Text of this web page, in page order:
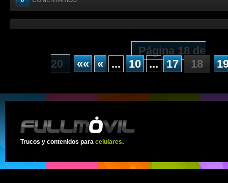
Página 18 de
20
«« « ... 10 ... 17 18
Trucos y contenidos para celulares.